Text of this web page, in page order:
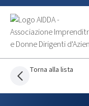
Torna alla lista